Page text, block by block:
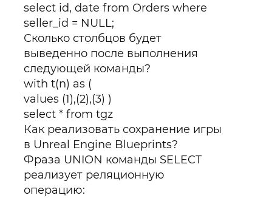
select id, date from Orders where
seller_id = NULL;
Сколько столбцов будет
выведенно после выполнения
следующей команды?
with t(n) as (
values (1),(2),(3) )
select * from tgz
Как реализовать сохранение игры
в Unreal Engine Blueprints?
Фраза UNION команды SELECT
реализует реляционную
операцию: